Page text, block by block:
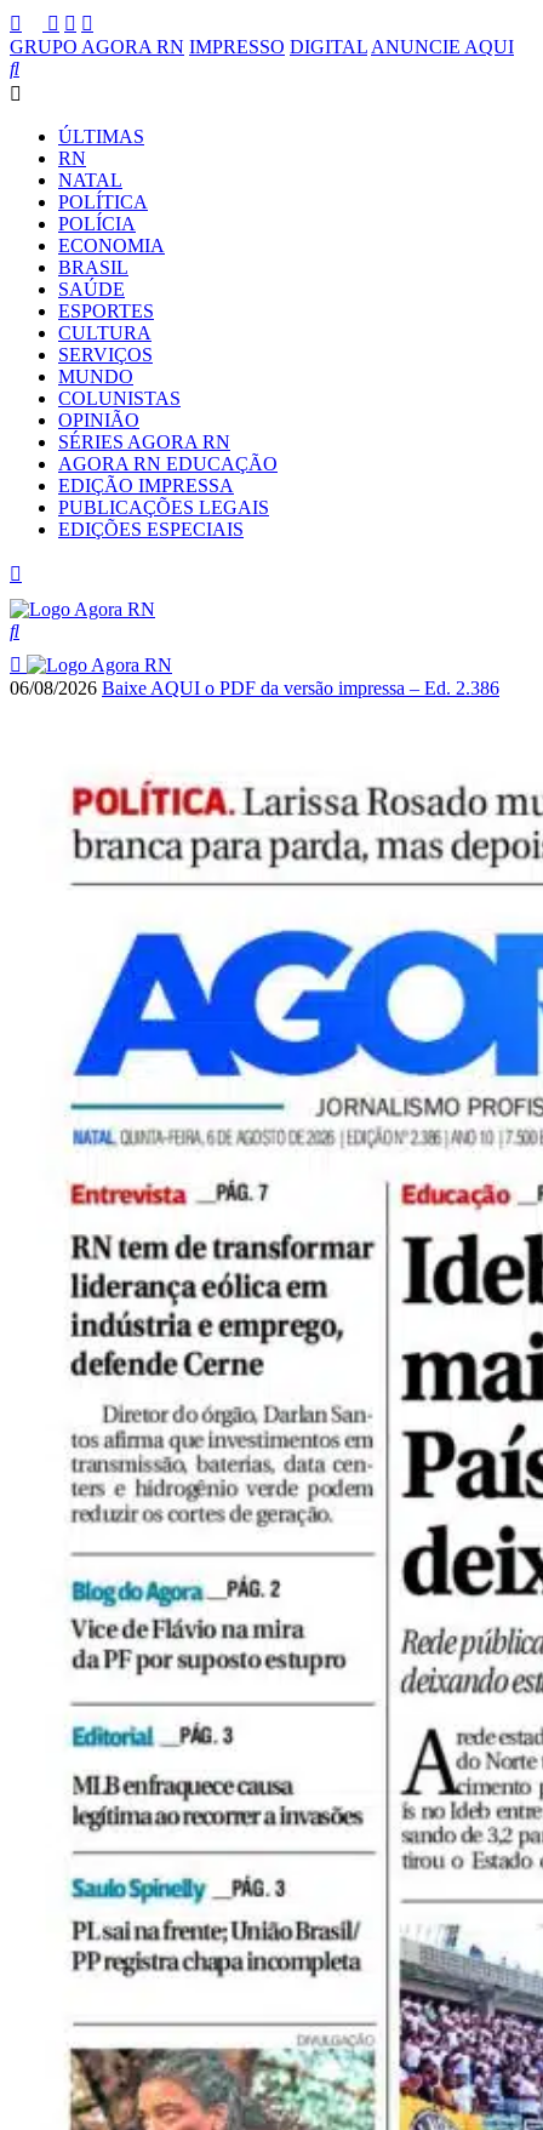
GRUPO AGORA RN IMPRESSO DIGITAL ANUNCIE AQUI
ÚLTIMAS
RN
NATAL
POLÍTICA
POLÍCIA
ECONOMIA
BRASIL
SAÚDE
ESPORTES
CULTURA
SERVIÇOS
MUNDO
COLUNISTAS
OPINIÃO
SÉRIES AGORA RN
AGORA RN EDUCAÇÃO
EDIÇÃO IMPRESSA
PUBLICAÇÕES LEGAIS
EDIÇÕES ESPECIAIS
06/08/2026 Baixe AQUI o PDF da versão impressa – Ed. 2.386